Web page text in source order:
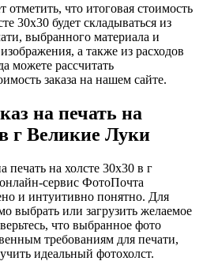
отметить, что итоговая стоимость
30х30 будет складываться из
выбранного материала и
а также из расходов
можете рассчитать
заказа на нашем сайте.
на печать на
г Великие Луки
печать на холсте 30х30 в г
сервис ФотоПочта
и интуитивно понятно. Для
выбрать или загрузить желаемое
что выбранное фото
требованиям для печати,
идеальный фотохолст.